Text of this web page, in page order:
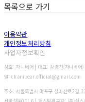
목록으로 가기
이용약관
개인정보처리방침
사업자정보확인
상호: 차니베어 | 대표: 강경찬(차니베
일: chanibear.official@gmail.com
주소: 서울특별시 마포구 성미산로2길